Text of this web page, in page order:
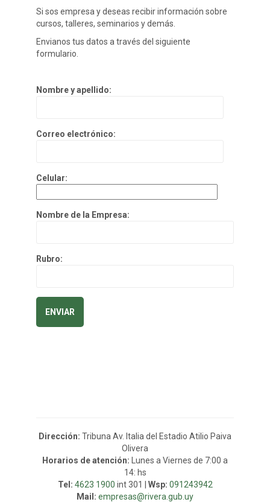
Si sos empresa y deseas recibir información sobre
cursos, talleres, seminarios y demás.
Envianos tus datos a través del siguiente
formulario.
Nombre y apellido:
Correo electrónico:
Celular:
Nombre de la Empresa:
Rubro:
Dirección: Tribuna Av. Italia del Estadio Atilio Paiva
Olivera
Horarios de atención: Lunes a Viernes de 7:00 a
14: hs
Tel: 4623 1900 int 301 | Wsp: 091243942
Mail: empresas@rivera.gub.uy